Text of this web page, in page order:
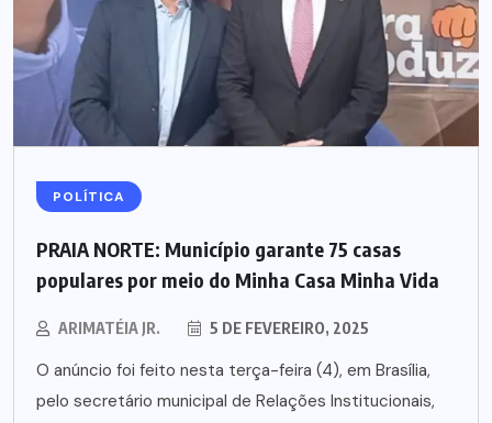
POLÍTICA
PRAIA NORTE: Município garante 75 casas
populares por meio do Minha Casa Minha Vida
ARIMATÉIA JR. 5 DE FEVEREIRO, 2025
O anúncio foi feito nesta terça-feira (4), em Brasília,
pelo secretário municipal de Relações Institucionais,